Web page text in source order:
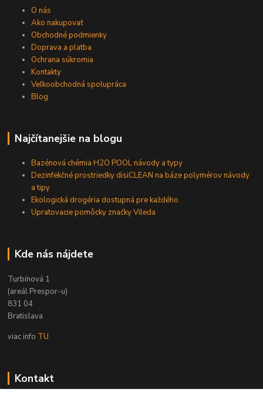
O nás
Ako nakupovať
Obchodné podmienky
Doprava a platba
Ochrana súkromia
Kontakty
Veľkoobchodná spolupráca
Blog
Najčítanejšie na blogu
Bazénová chémia H2O POOL návody a typy
Dezinfekčné prostriedky disiCLEAN na báze polymérov návody
a tipy
Ekologická drogéria dostupná pre každého
Upratovacie pomôcky značky Vileda
Kde nás nájdete
Turbínová 1
(areál Prespor-u)
831 04
Bratislava
viac info TU
Kontakt